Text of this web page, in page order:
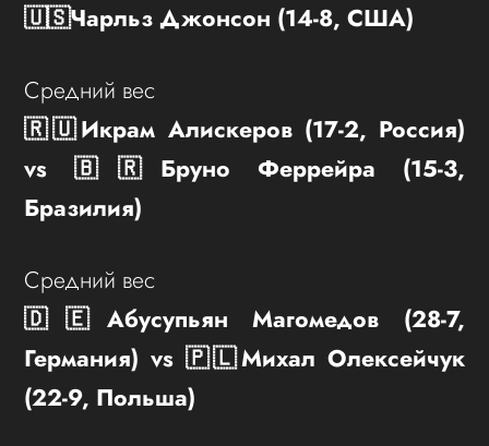
🇺🇸Чарльз Джонсон (14-8, США)
Средний вес
🇷🇺Икрам Алискеров (17-2, Россия)
vs 🇧🇷Бруно Феррейра (15-3,
Бразилия)
Средний вес
🇩🇪Абусупьян Магомедов (28-7,
Германия) vs 🇵🇱Михал Олексейчук
(22-9, Польша)